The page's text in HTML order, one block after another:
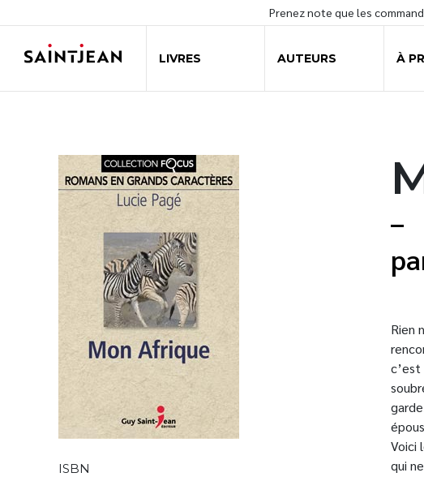
Prenez note que les
LIVRES AUTEURS À
Rien
Voici
qui
ISBN